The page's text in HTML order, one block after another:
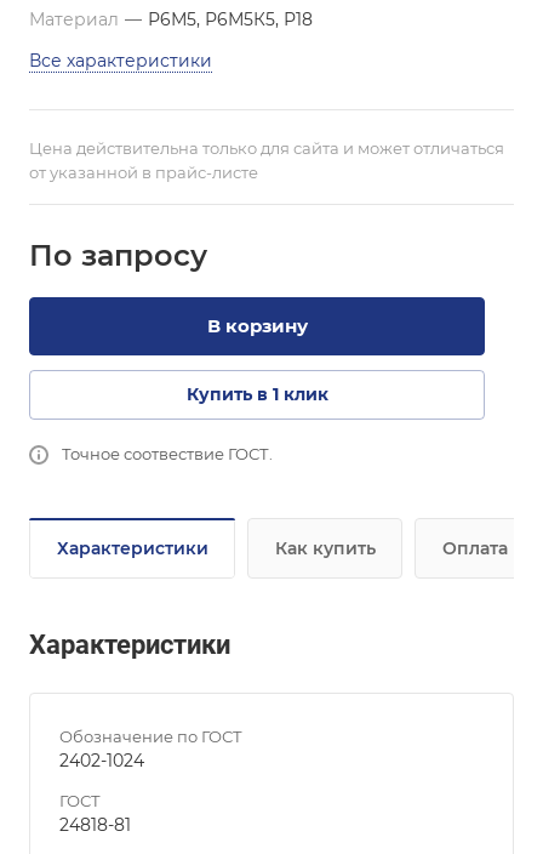
Материал — Р6М5, Р6М5К5, Р18
Все характеристики
Цена действительна только для сайта и может отличаться
от указанной в прайс-листе
По запросу
В корзину
Купить в 1 клик
Точное соотвествие ГОСТ.
Характеристики Как купить Оплата
Характеристики
Обозначение по ГОСТ
2402-1024
ГОСТ
24818-81